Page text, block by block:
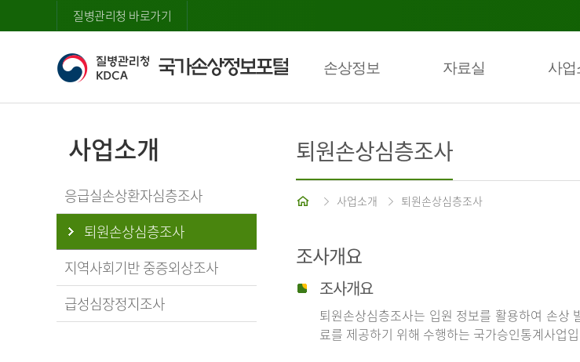
질병관리청 바로가기
손상정보 자료실 사업
사업소개
응급실손상환자심층조사
퇴원손상심층조사
지역사회기반 중증외상조사
급성심장정지조사
퇴원손상심층조사
홈 사업소개 퇴원손상심층조사
조사개요
조사개요
퇴원손상심층조사는 입원 정보를 활용하여 손상
료를 제공하기 위해 수행하는 국가승인통계사업